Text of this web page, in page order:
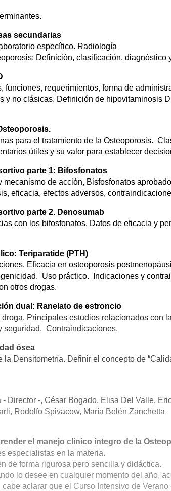
secundarias
específico. Radiología
Definición, clasificación, diagnóstico
funciones, requerimientos, forma de
y no clásicas. Definición de hipovitaminosis
para el tratamiento de la Osteoporosis.
útiles y su valor para establecer
parte 1: Bifosfonatos
de acción, Bisfosfonatos
eficacia, efectos adversos,
parte 2. Denosumab
con los bifosfonatos. Datos de eficacia y
Teriparatide (PTH)
Eficacia en osteoporosis
Uso práctico. Indicaciones y
otros drogas.
dual: Ranelato de estroncio
Principales estudios relacionados con
seguridad. Contraindicaciones.
ósea
Densitometría. Definir el concepto de
- Director -, César Bogado, Elisa Del Valle,
Rodolfo Spivacow, María Belén Zanchetta
el manejo clínico íntegro de la
especialistas en la materia.
de forma rigurosa pero sencilla y didáctica.
lo desee en cualquier momento del año,
cabe aclarar que el Curso Intensivo de